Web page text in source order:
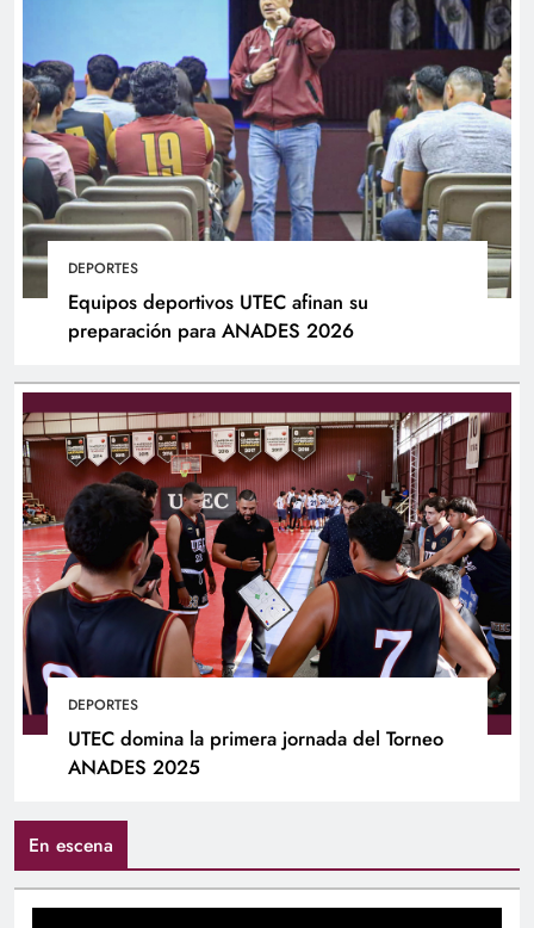
DEPORTES
Equipos deportivos UTEC afinan su
preparación para ANADES 2026
DEPORTES
UTEC domina la primera jornada del Torneo
ANADES 2025
En escena